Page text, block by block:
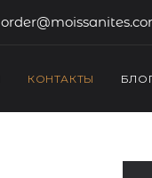
КОНТАКТЫ